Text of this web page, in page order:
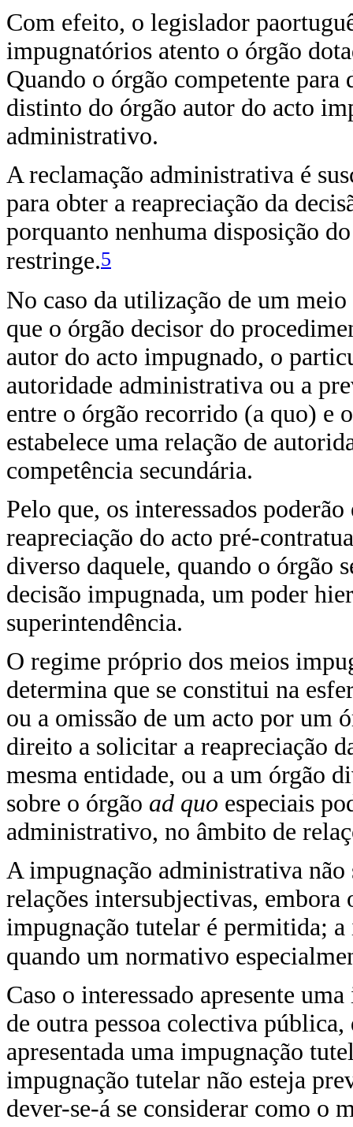
Com efeito, o legislador
impugnatórios atento o órgão
Quando o órgão competente
distinto do órgão autor do acto
administrativo.
A reclamação administrativa é
para obter a reapreciação da
porquanto nenhuma disposição
restringe.5
No caso da utilização de um
que o órgão decisor do
autor do acto impugnado, o
autoridade administrativa ou a
entre o órgão recorrido (a quo) e
estabelece uma relação de
competência secundária.
Pelo que, os interessados
reapreciação do acto pré-
diverso daquele, quando o órgão
decisão impugnada, um poder
superintendência.
O regime próprio dos meios
determina que se constitui na
ou a omissão de um acto por um
direito a solicitar a reapreciação
mesma entidade, ou a um órgão
sobre o órgão ad quo especiais
administrativo, no âmbito de
A impugnação administrativa não
relações intersubjectivas, embora
impugnação tutelar é permitida;
quando um normativo
Caso o interessado apresente
de outra pessoa colectiva
apresentada uma impugnação
impugnação tutelar não esteja
dever-se-á se considerar como o